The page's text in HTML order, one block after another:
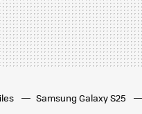
Samsung Galaxy S25